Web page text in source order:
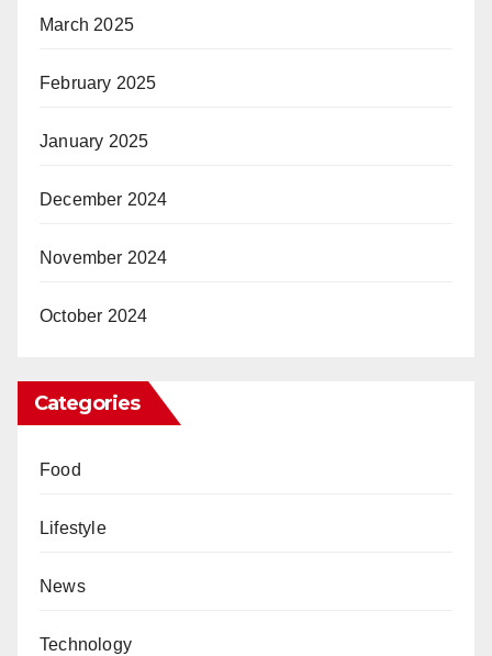
March 2025
February 2025
January 2025
December 2024
November 2024
October 2024
Categories
Food
Lifestyle
News
Technology